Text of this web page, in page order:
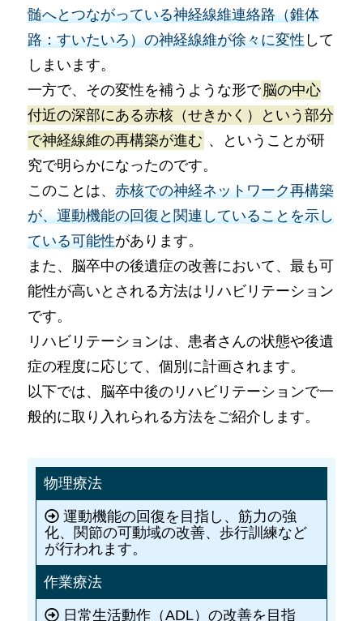
髄へとつながっている神経線維連絡路（錐体
路：すいたいろ）の神経線維が徐々に変性 して
しまいます。
一方で、その変性を補うような形で 脳の中心
付近の深部にある赤核（せきかく）という部分
で神経線維の再構築が進む 、ということが研
究で明らかになったのです。
このことは、赤核での神経ネットワーク再構築
が、運動機能の回復と関連していることを示し
ている可能性があります。
また、脳卒中の後遺症の改善において、最も可
能性が高いとされる方法はリハビリテーション
です。
リハビリテーションは、患者さんの状態や後遺
症の程度に応じて、個別に計画されます。
以下では、脳卒中後のリハビリテーションで一
般的に取り入れられる方法をご紹介します。
物理療法
運動機能の回復を目指し、筋力の強
化、関節の可動域の改善、歩行訓練など
が行われます。
作業療法
日常生活動作（ADL）の改善を目指